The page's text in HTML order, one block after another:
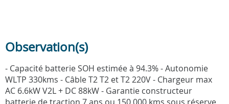
Observation(s)
- Capacité batterie SOH estimée à 94.3% - Autonomie
WLTP 330kms - Câble T2 T2 et T2 220V - Chargeur max
AC 6.6kW V2L + DC 88kW - Garantie constructeur